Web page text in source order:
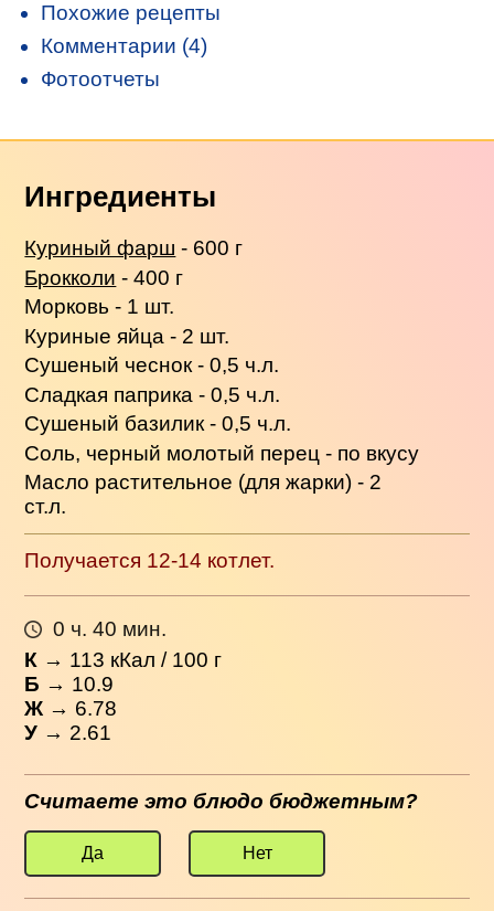
Похожие рецепты
Комментарии (4)
Фотоотчеты
Ингредиенты
Куриный фарш - 600 г
Брокколи - 400 г
Морковь - 1 шт.
Куриные яйца - 2 шт.
Сушеный чеснок - 0,5 ч.л.
Сладкая паприка - 0,5 ч.л.
Сушеный базилик - 0,5 ч.л.
Соль, черный молотый перец - по вкусу
Масло растительное (для жарки) - 2
ст.л.
Получается 12-14 котлет.
0 ч. 40 мин.
К → 113 кКал / 100 г
Б → 10.9
Ж → 6.78
У → 2.61
Считаете это блюдо бюджетным?
Да Нет